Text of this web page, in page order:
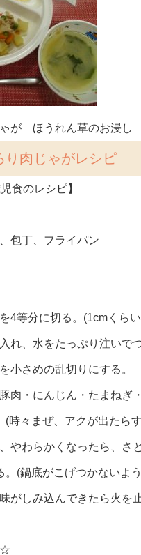
が ほうれん草のお浸し
り肉じゃがレシピ
食のレシピ】
包丁、フライパン
4等分に切る。(1cmくら
れ、水をたっぷり注いで
小さめの乱切りにする。
肉・にんじん・たまねぎ
(時々まぜ、アクが出たら
やわらかくなったら、
。(鍋底がこげつかないよ
がしみ込んできたら火を止
☆